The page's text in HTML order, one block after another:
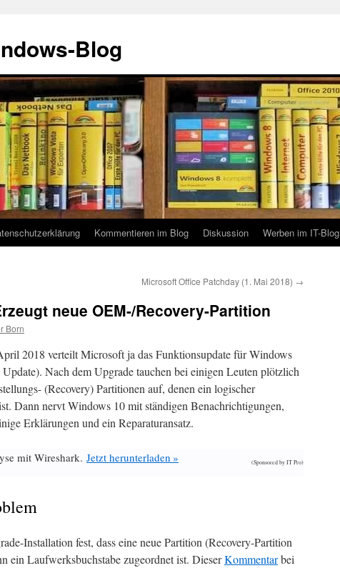
Blog
Kommentieren im Blog Diskussion Werben im IT-Blog
Microsoft Office Patchday (1. Mai 2018) →
neue OEM-/Recovery-Partition
Born
2018 verteilt Microsoft ja das Funktionsupdate für Windows
Nach dem Upgrade tauchen bei einigen Leuten plötzlich
(Recovery) Partitionen auf, denen ein logischer
Dann nervt Windows 10 mit ständigen Benachrichtigungen,
Erklärungen und ein Reparaturansatz.
mit Wireshark. Jetzt herunterladen » (Sponsored by IT Pro)
Installation fest, dass eine neue Partition (Recovery-Partition
ein Laufwerksbuchstabe zugeordnet ist. DieserKommentarbei